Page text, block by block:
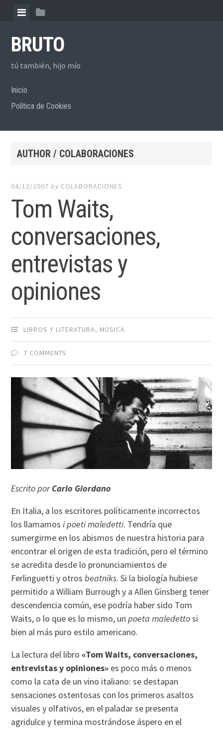
Skip to content
View menuView sidebar
BRUTO
tú también, hijo mío
Inicio
Política de Cookies
AUTHOR / COLABORACIONES
04/12/2007 by COLABORACIONES
Tom Waits,
conversaciones,
entrevistas y
opiniones
LIBROS Y LITERATURA, MÚSICA
7 COMMENTS
Escrito porCarlo Giordano
En Italia, a los escritores polí­ticamente incorrectos
los llamamosi poeti maledetti. Tendrí­a que
sumergirme en los abismos de nuestra historia para
encontrar el origen de esta tradición, pero el término
se acredita desde lo pronunciamientos de
Ferlinguetti y otrosbeatniks. Si la biologí­a hubiese
permitido a William Burrough y a Allen Ginsberg tener
descendencia común, ese podrí­a haber sido Tom
Waits, o lo que es lo mismo, unpoeta maledettosi
bien al más puro estilo americano.
La lectura del libro «Tom Waits, conversaciones,
entrevistas y opiniones» es poco más o menos
como la cata de un vino italiano: se destapan
sensaciones ostentosas con los primeros asaltos
visuales y olfativos, en el paladar se presenta
agridulce y termina mostrándose áspero en el